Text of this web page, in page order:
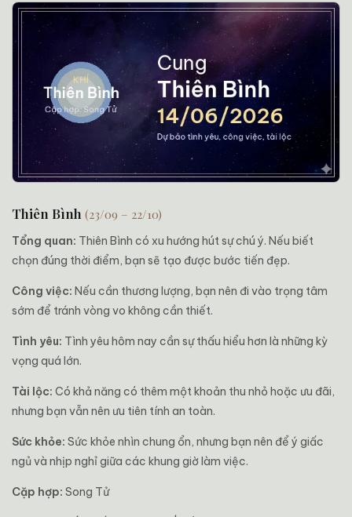
Thiên Bình (23/09 – 22/10)
Tổng quan: Thiên Bình có xu hướng hút sự chú ý. Nếu biết
chọn đúng thời điểm, bạn sẽ tạo được bước tiến đẹp.
Công việc: Nếu cần thương lượng, bạn nên đi vào trọng tâm
sớm để tránh vòng vo không cần thiết.
Tình yêu: Tình yêu hôm nay cần sự thấu hiểu hơn là những kỳ
vọng quá lớn.
Tài lộc: Có khả năng có thêm một khoản thu nhỏ hoặc ưu đãi,
nhưng bạn vẫn nên ưu tiên tính an toàn.
Sức khỏe: Sức khỏe nhìn chung ổn, nhưng bạn nên để ý giấc
ngủ và nhịp nghỉ giữa các khung giờ làm việc.
Cặp hợp: Song Tử